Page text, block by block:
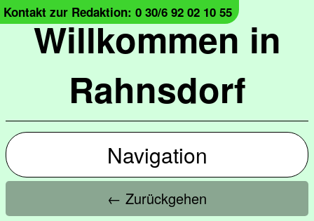
Willkommen in
Rahnsdorf
Kontakt zur Redaktion: 0 30/6 92 02 10 55
Navigation
← Zurückgehen